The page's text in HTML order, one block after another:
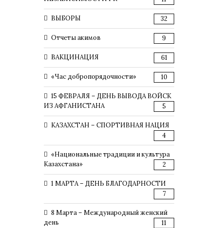
ВЫБОРЫ 32
Отчеты акимов 9
ВАКЦИНАЦИЯ 61
«Час добропорядочности» 10
15 ФЕВРАЛЯ – ДЕНЬ ВЫВОДА ВОЙСК
ИЗ АФГАНИСТАНА
5
КАЗАХСТАН – СПОРТИВНАЯ НАЦИЯ
4
«Национальные традиции и культура
Казахстана»
2
1 МАРТА – ДЕНЬ БЛАГОДАРНОСТИ
7
8 Марта – Международный женский
день
11